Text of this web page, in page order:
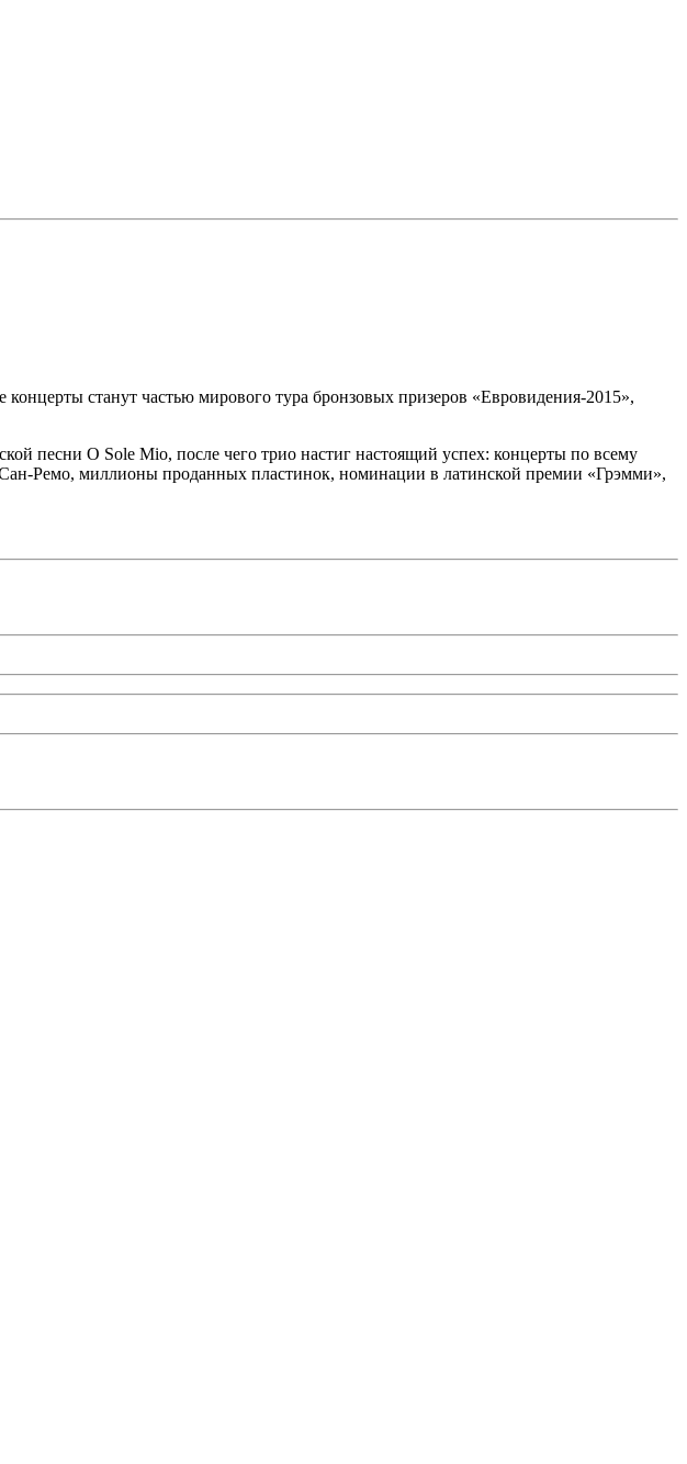
станут частью мирового тура бронзовых призеров «Евровидения-2015»,
песни O Sole Mio, после чего трио настиг настоящий успех: концерты по всему
Ремо, миллионы проданных пластинок, номинации в латинской премии «Грэмми»,